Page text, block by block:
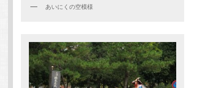
あいにくの空模様